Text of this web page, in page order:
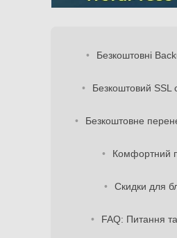
Безкоштовні
Безкоштовий SSL
Безкоштовне
Комфортний
Скидки для
FAQ: Питання та